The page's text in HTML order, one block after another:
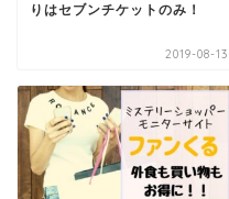
りはセブンチケットのみ！
2019-08-13